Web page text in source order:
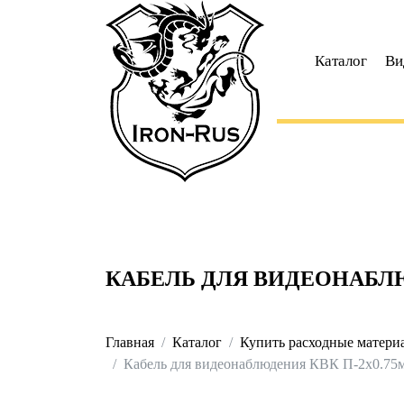
Каталог
КАБЕЛЬ ДЛЯ
Главная Каталог
Купить расходные
Кабель для видеонаблюдения КВК П-